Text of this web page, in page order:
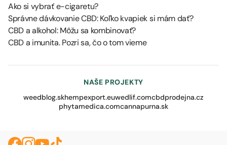
Ako si vybrať e-cigaretu?
Správne dávkovanie CBD: Koľko kvapiek si mám dať?
CBD a alkohol: Môžu sa kombinovať?
CBD a imunita. Pozri sa, čo o tom vieme
NAŠE PROJEKTY
weedblog.skhempexport.euwedlif.comcbdprodejna.cz
phytamedica.comcannapurna.sk